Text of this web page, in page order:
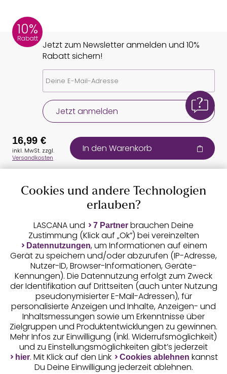
10%
Rabatt
Jetzt zum Newsletter anmelden und 10%
Rabatt sichern!
Jetzt anmelden
Auszeichnungen
Geprüfte Sicherheit
Unsere Apps
16,99 €
inkl. MwSt. zzgl.
Versandkosten
In den Warenkorb
Cookies und andere Technologien
erlauben?
LASCANA und 7 Partner brauchen Deine
Zustimmung (Klick auf „Ok”) bei vereinzelten
Datennutzungen, um Informationen auf einem
Gerät zu speichern und/oder abzurufen (IP-Adresse,
Nutzer-ID, Browser-Informationen, Geräte-
Kennungen). Die Datennutzung erfolgt zum Zweck
der Identifikation auf Drittseiten (auch unter Nutzung
pseudonymisierter E-Mail-Adressen), für
personalisierte Anzeigen und Inhalte, Anzeigen- und
Inhaltsmessungen sowie um Erkenntnisse über
Zielgruppen und Produktentwicklungen zu gewinnen.
Mehr Infos zur Einwilligung (inkl. Widerrufsmöglichkeit)
und zu Einstellungsmöglichkeiten gibt’s jederzeit
hier. Mit Klick auf den Link Cookies ablehnen kannst
Du Deine Einwilligung jederzeit ablehnen.